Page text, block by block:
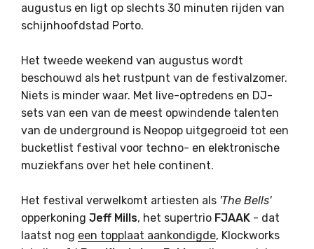
augustus en ligt op slechts 30 minuten rijden van
schijnhoofdstad Porto.
Het tweede weekend van augustus wordt
beschouwd als het rustpunt van de festivalzomer.
Niets is minder waar. Met live-optredens en DJ-
sets van een van de meest opwindende talenten
van de underground is Neopop uitgegroeid tot een
bucketlist festival voor techno- en elektronische
muziekfans over het hele continent.
Het festival verwelkomt artiesten als 'The Bells'
opperkoning Jeff Mills, het supertrio FJAAK - dat
laatst nog een topplaat aankondigde, Klockworks